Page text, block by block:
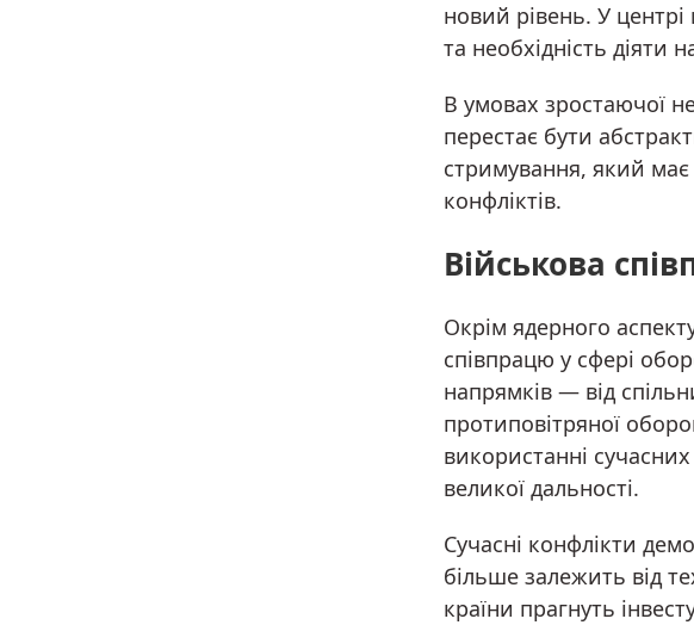
новий рівень. У центрі
та необхідність діяти
В умовах зростаючої
перестає бути
стримування, який має
конфліктів.
Військова
Окрім ядерного
співпрацю у сфері
напрямків — від
протиповітряної
використанні
великої дальності.
Сучасні конфлікти
більше залежить від
країни прагнуть